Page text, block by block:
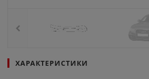
ХАРАКТЕРИСТИКИ